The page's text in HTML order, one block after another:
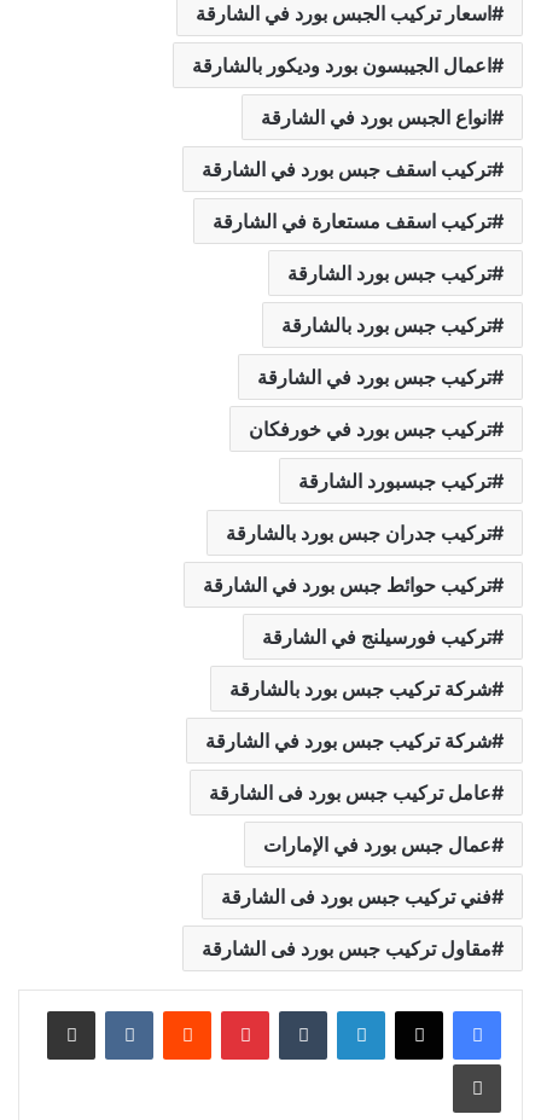
اسعار تركيب الجبس بورد في الشارقة
اعمال الجيبسون بورد وديكور بالشارقة
انواع الجبس بورد في الشارقة
تركيب اسقف جبس بورد في الشارقة
تركيب اسقف مستعارة في الشارقة
تركيب جبس بورد الشارقة
تركيب جبس بورد بالشارقة
تركيب جبس بورد في الشارقة
تركيب جبس بورد في خورفكان
تركيب جبسبورد الشارقة
تركيب جدران جبس بورد بالشارقة
تركيب حوائط جبس بورد في الشارقة
تركيب فورسيلنج في الشارقة
شركة تركيب جبس بورد بالشارقة
شركة تركيب جبس بورد في الشارقة
عامل تركيب جبس بورد فى الشارقة
عمال جبس بورد في الإمارات
فني تركيب جبس بورد فى الشارقة
مقاول تركيب جبس بورد فى الشارقة
لينكدإن بينتيريست مشاركة عبر البريد
طباعة